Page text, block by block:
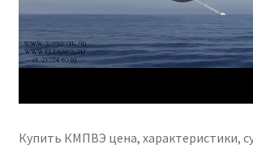
Купить КМПВЭ цена, характеристики,